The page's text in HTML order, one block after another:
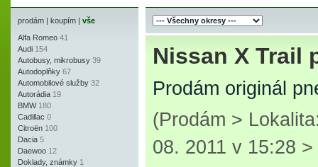
prodám | koupím | vše
Alfa Romeo 41
Audi 154
Autobusy, mikrobusy 39
Autodoplňky 67
Automobilové služby 32
Autorádia 19
BMW 180
Cadillac 0
Citroën 100
Dacia 5
Daewoo 12
Doklady, známky 1
Nissan X Trail
Prodám originál
(Prodám >
08. 2011 v 15:28 >